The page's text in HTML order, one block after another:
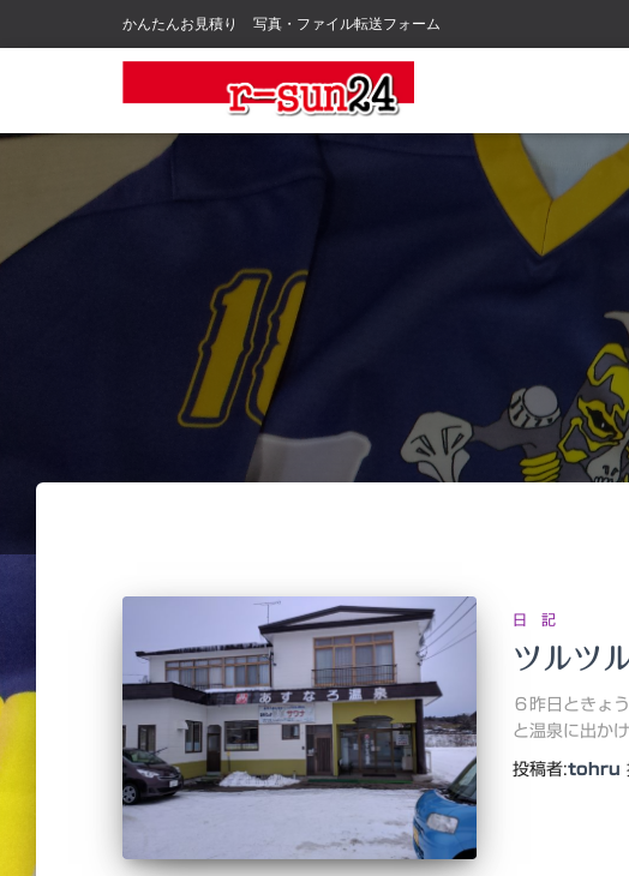
かんたんお見積り 写真・ファイル転送フォーム
日 記
ツルツ
６昨日ときょ
と温泉に出か
投稿者:tohru